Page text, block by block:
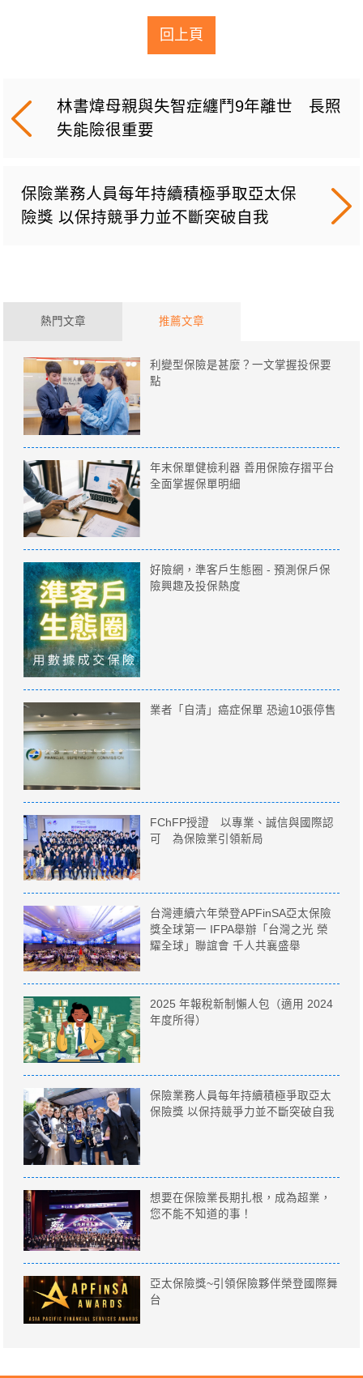
回上頁
林書煒母親與失智症纏鬥9年離世 長照
失能險很重要
保險業務人員每年持續積極爭取亞太保
險獎 以保持競爭力並不斷突破自我
熱門文章 推薦文章
利變型保險是甚麼？一文掌握投保要
點
年末保單健檢利器 善用保險存摺平台
全面掌握保單明細
好險網，準客戶生態圈 - 預測保戶保
險興趣及投保熱度
業者「自清」癌症保單 恐逾10張停售
FChFP授證 以專業、誠信與國際認
可 為保險業引領新局
台灣連續六年榮登APFinSA亞太保險
獎全球第一 IFPA舉辦「台灣之光 榮
耀全球」聯誼會 千人共襄盛舉
2025 年報稅新制懶人包（適用 2024
年度所得）
保險業務人員每年持續積極爭取亞太
保險獎 以保持競爭力並不斷突破自我
想要在保險業長期扎根，成為超業，
您不能不知道的事！
亞太保險獎~引領保險夥伴榮登國際舞
台